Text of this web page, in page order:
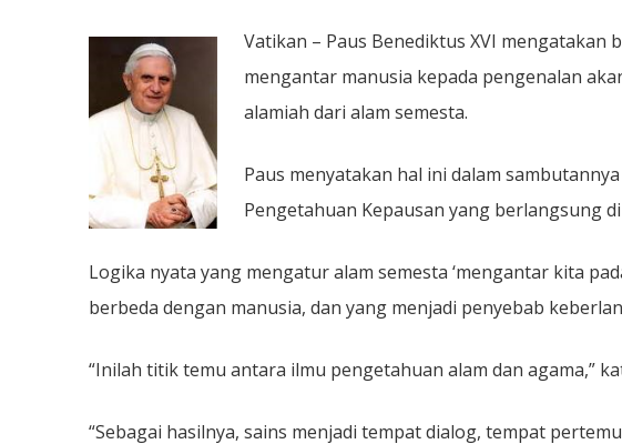
Sains
Bisa
Mengantar
Manusia
Pengenalan
Vatikan – Paus Benediktus XVI mengatakan
mengantar manusia kepada pengenalan
alamiah dari alam semesta.
Paus menyatakan hal ini dalam
Pengetahuan Kepausan yang berlangsung
Logika nyata yang mengatur alam semesta ‘mengantar kita
berbeda dengan manusia, dan yang menjadi penyebab
“Inilah titik temu antara ilmu pengetahuan alam dan agama,”
“Sebagai hasilnya, sains menjadi tempat dialog, tempat